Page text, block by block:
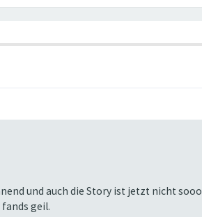
und auch die Story ist jetzt nicht sooo
geil.